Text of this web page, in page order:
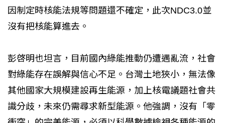
因制定時核能法規等問題還不確定，此次NDC3.0並
沒有把核能算進去。
彭啓明也坦言，目前國內綠能推動仍遭遇亂流，社會
對綠能存在誤解與信心不足。台灣土地狹小，無法像
其他國家大規模建設再生能源，加上核電議題社會共
識分歧，未來仍需尋求新型能源。他強調，沒有「零